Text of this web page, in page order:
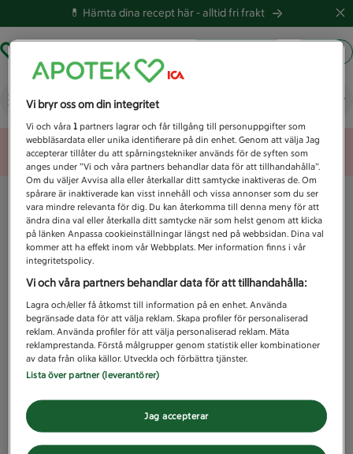
💊 Hämta dina recept här -alltid fri frakt
Vad letar du efter idag?
Unknown error
Vi bryr oss om din integritet
Vi och våra1 partners lagrar och får tillgång till personuppgifter som
webbläsardata eller unika identifierare på din enhet. Genom att välja Jag
accepterar tillåter du att spårningstekniker används för de syften som
anges under ”Vi och våra partners behandlar data för att tillhandahålla”.
Om du väljer Avvisa alla eller återkallar ditt samtycke inaktiveras de. Om
spårare är inaktiverade kan visst innehåll och vissa annonser som du ser
vara mindre relevanta för dig. Du kan återkomma till denna meny för att
ändra dina val eller återkalla ditt samtycke när som helst genom att klicka
på länken Anpassa cookieinställningar längst ned på webbsidan. Dina val
kommer att ha effekt inom vår Webbplats. Mer information finns i vår
integritetspolicy.
Vi och våra partners behandlar data för att tillhandahålla:
Lagra och/eller få åtkomst till information på en enhet. Använda
begränsade data för att välja reklam. Skapa profiler för personaliserad
reklam. Använda profiler för att välja personaliserad reklam. Mäta
reklamprestanda. Förstå målgrupper genom statistik eller kombinationer
av data från olika källor. Utveckla och förbättra tjänster.
Lista över partner (leverantörer)
Jag accepterar